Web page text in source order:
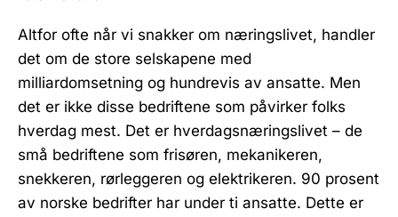
Altfor ofte når vi snakker om næringslivet, handler
det om de store selskapene med
milliardomsetning og hundrevis av ansatte. Men
det er ikke disse bedriftene som påvirker folks
hverdag mest. Det er hverdagsnæringslivet – de
små bedriftene som frisøren, mekanikeren,
snekkeren, rørleggeren og elektrikeren. 90 prosent
av norske bedrifter har under ti ansatte. Dette er